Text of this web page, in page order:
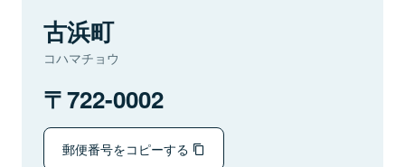
古浜町
コハマチョウ
722-0002
郵便番号をコピーする